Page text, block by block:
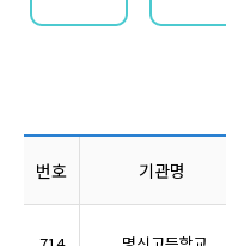
번호 기관명